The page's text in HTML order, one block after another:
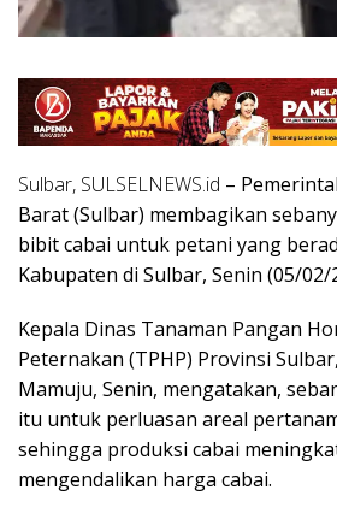
Sulbar, SULSELNEWS.id –
Barat (Sulbar) membagikan
bibit cabai untuk petani yang
Kabupaten di Sulbar, Senin (05/02/
Kepala Dinas Tanaman Pangan
Peternakan (TPHP) Provinsi
Mamuju, Senin, mengatakan,
itu untuk perluasan areal
sehingga produksi cabai
mengendalikan harga cabai.